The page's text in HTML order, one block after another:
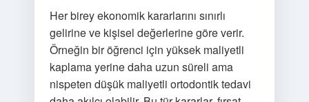
Her birey ekonomik kararlarını sınırlı
gelirine ve kişisel değerlerine göre verir.
Örneğin bir öğrenci için yüksek maliyetli
kaplama yerine daha uzun süreli ama
nispeten düşük maliyetli ortodontik tedavi